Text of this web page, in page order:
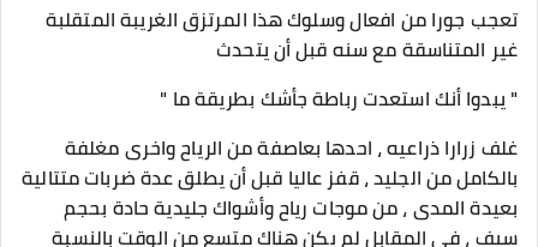
تعجب جورا من افعال وسلوك هذا المرتزق الغريبة المتقلبة
غير المتناسقة مع سنه قبل أن يتحدث
" يبدوا أنك استعدت رباطة جأشك بطريقة ما "
غلف زرارا ذراعيه ، احدها بعاصفة من الرياح واخرى مغلفة
بالكامل من الجليد ، قفز عاليا قبل أن يطلق عدة ضربات متتالية
بعيدة المدى ، من موجات رياح وأشواك جليدية حادة بحجم
سيف ، في المقابل لم يكن هناك متسع من الوقت بالنسبة